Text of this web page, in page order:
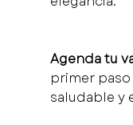
Agenda tu
primer paso
saludable y